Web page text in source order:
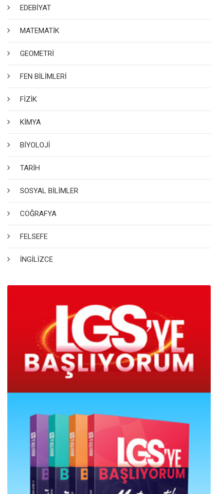
EDEBİYAT
MATEMATİK
GEOMETRİ
FEN BİLİMLERİ
FİZİK
KİMYA
BİYOLOJİ
TARİH
SOSYAL BİLİMLER
COĞRAFYA
FELSEFE
İNGİLİZCE